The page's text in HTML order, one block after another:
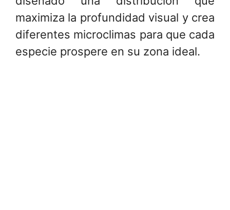
maximiza la profundidad visual y crea
diferentes microclimas para que cada
especie prospere en su zona ideal.